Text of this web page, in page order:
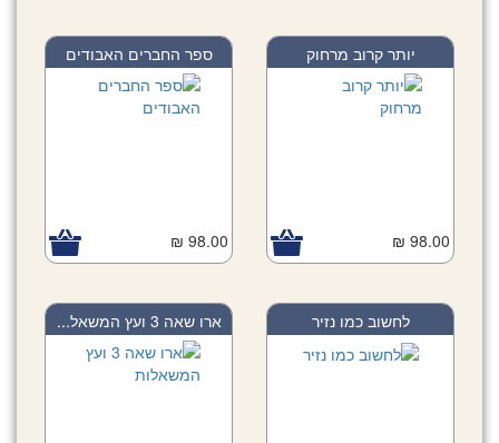
יותר קרוב מרחוק
98.00 ₪
ספר החברים האבודים
98.00 ₪
לחשוב כמו נזיר ארו שאה 3 ועץ המשאל...